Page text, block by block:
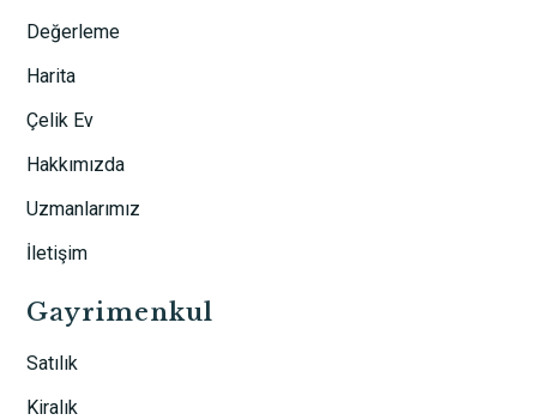
Değerleme
Harita
Çelik Ev
Hakkımızda
Uzmanlarımız
İletişim
Gayrimenkul
Satılık
Kiralık